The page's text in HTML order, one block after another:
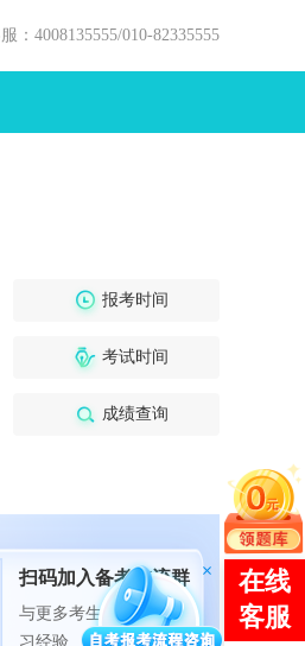
：4008135555/010-82335555
报考时间
考试时间
成绩查询
扫码加入备考交流群
与更多考生一起交流学
习经验